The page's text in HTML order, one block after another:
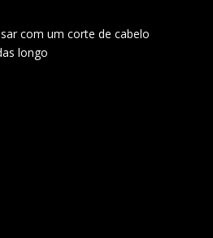
com um corte de cabelo
longo